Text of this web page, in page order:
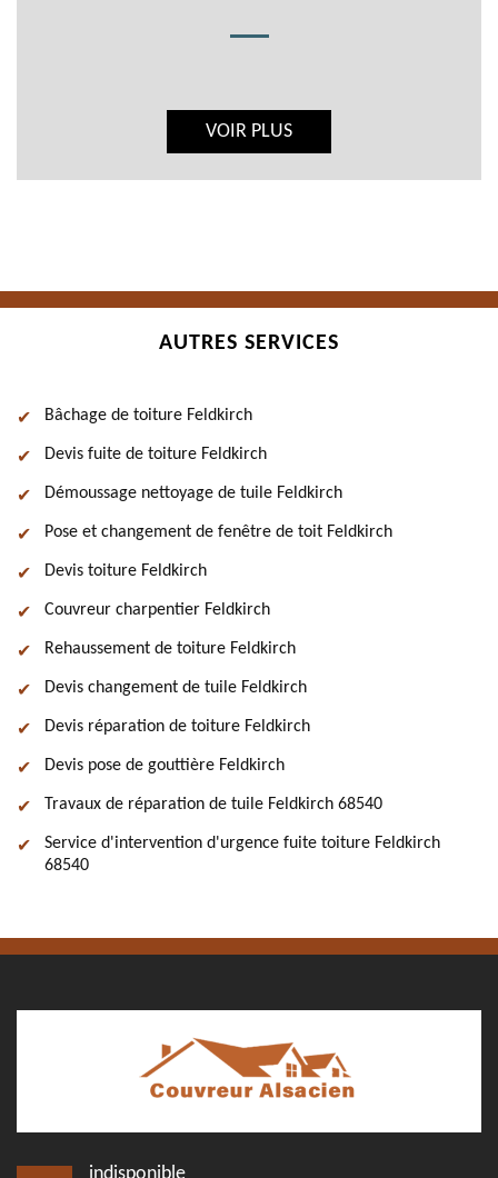
VOIR PLUS
AUTRES SERVICES
Bâchage de toiture Feldkirch
Devis fuite de toiture Feldkirch
Démoussage nettoyage de tuile Feldkirch
Pose et changement de fenêtre de toit Feldkirch
Devis toiture Feldkirch
Couvreur charpentier Feldkirch
Rehaussement de toiture Feldkirch
Devis changement de tuile Feldkirch
Devis réparation de toiture Feldkirch
Devis pose de gouttière Feldkirch
Travaux de réparation de tuile Feldkirch 68540
Service d'intervention d'urgence fuite toiture Feldkirch
68540